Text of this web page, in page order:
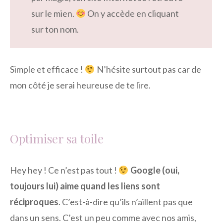
sur le mien.
On y accède en cliquant
sur ton nom.
Simple et efficace !
N’hésite surtout pas car de
mon côté je serai heureuse de te lire.
Optimiser sa toile
Hey hey ! Ce n’est pas tout !
Google (oui,
toujours lui) aime quand les liens sont
réciproques. C’est-à-dire qu’ils n’aillent pas que
dans un sens. C’est un peu comme avec nos amis,